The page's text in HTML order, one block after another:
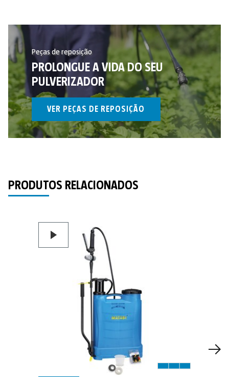
Peças de reposição
PROLONGUE A VIDA DO SEU
PULVERIZADOR
VER PEÇAS DE REPOSIÇÃO
PRODUTOS RELACIONADOS